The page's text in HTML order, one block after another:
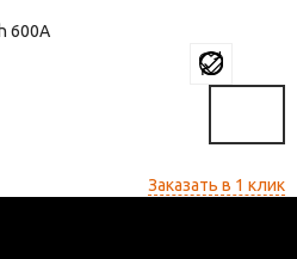
600
Заказать в 1 клик